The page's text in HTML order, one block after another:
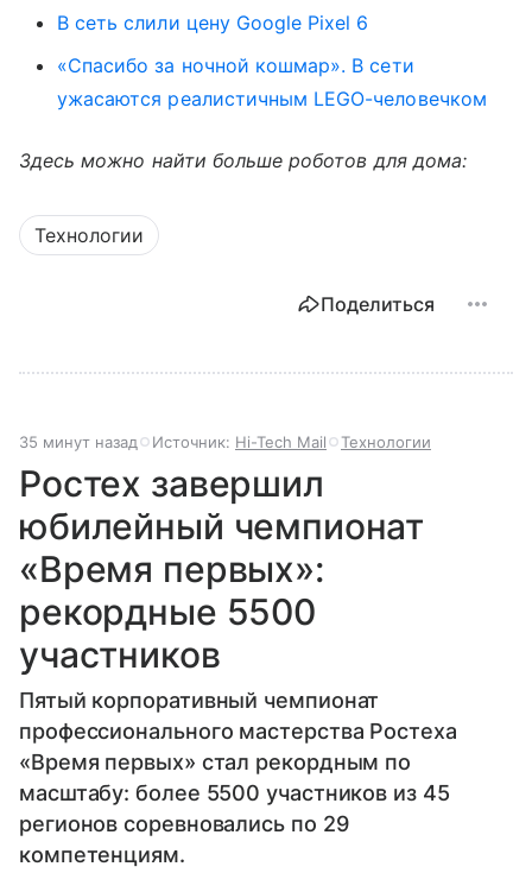
В сеть слили цену Google Pixel 6
«Спасибо за ночной кошмар». В сети
ужасаются реалистичным LEGO-человечком
Здесь можно найти больше роботов для дома:
Технологии
Поделиться
35 минут назад Источник: Hi-Tech Mail Технологии
Ростех завершил
юбилейный чемпионат
«Время первых»:
рекордные 5500
участников
Пятый корпоративный чемпионат
профессионального мастерства Ростеха
«Время первых» стал рекордным по
масштабу: более 5500 участников из 45
регионов соревновались по 29
компетенциям.